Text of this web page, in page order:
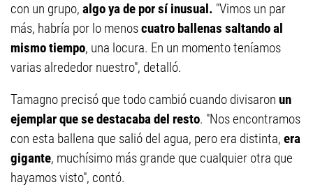
con un grupo, algo ya de por sí inusual. "Vimos un par
más, habría por lo menoscuatro ballenas saltando al
mismo tiempo, una locura. En un momento teníamos
varias alrededor nuestro", detalló.
Tamagno precisó que todo cambió cuando divisaron un
ejemplar que se destacaba del resto. "Nos encontramos
con esta ballena que salió del agua, pero era distinta, era
gigante, muchísimo más grande que cualquier otra que
hayamos visto", contó.